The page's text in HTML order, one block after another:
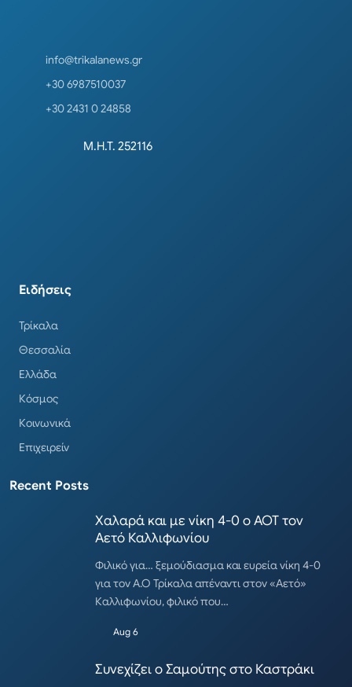
info@trikalanews.gr
+30 6987510037
+30 2431 0 24858
Μ.Η.Τ. 252116
Ειδήσεις
Τρίκαλα
Θεσσαλία
Ελλάδα
Κόσμος
Κοινωνικά
Επιχειρείν
Recent Posts
Χαλαρά και με νίκη 4-0 ο ΑΟΤ τον
Αετό Καλλιφωνίου
Φιλικό για… ξεμούδιασμα και ευρεία νίκη 4-0
για τον Α.Ο Τρίκαλα απέναντι στον «Αετό»
Καλλιφωνίου, φιλικό που…
Aug 6
Συνεχίζει ο Σαμούτης στο Καστράκι